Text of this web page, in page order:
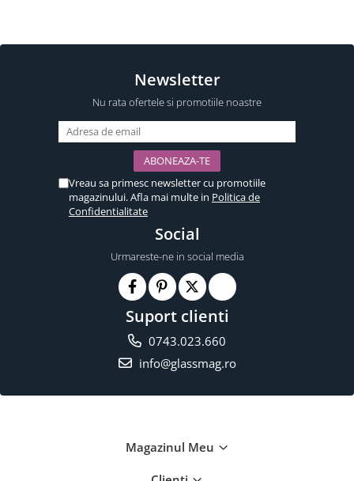
Newsletter
Nu rata ofertele si promotiile noastre
Vreau sa primesc newsletter cu promotiile
magazinului. Afla mai multe in Politica de
Confidentialitate
Social
Urmareste-ne in social media
Suport clienti
0743.023.660
info@glassmag.ro
Magazinul Meu